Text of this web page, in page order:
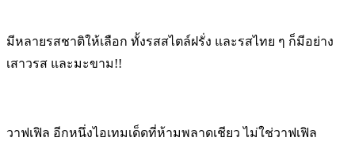
มีหลายรสชาติให้เลือก ทั้งรสสไตล์ฝรั่ง และรสไทย ๆ ก็มีอย่าง
เสาวรส และมะขาม!!
วาฟเฟิล อีกหนึ่งไอเทมเด็ดที่ห้ามพลาดเชียว ไม่ใช่วาฟเฟิล